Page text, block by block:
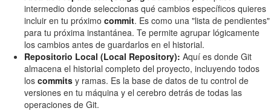
intermedio donde seleccionas qué cambios específicos quieres
incluir en tu próximo commit. Es como una "lista de pendientes"
para tu próxima instantánea. Te permite agrupar lógicamente
los cambios antes de guardarlos en el historial.
Repositorio Local (Local Repository): Aquí es donde Git
almacena el historial completo del proyecto, incluyendo todos
los commits y ramas. Es la base de datos de tu control de
versiones en tu máquina y el cerebro detrás de todas las
operaciones de Git.